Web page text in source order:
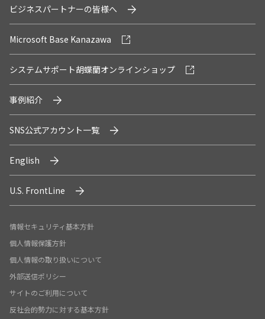
ビジネスパートナーの皆様へ
Microsoft Base Kanazawa
システムサポート胡蝶蘭オンラインショップ
事例紹介
SNS公式アカウント一覧
English
U.S. FrontLine
情報セキュリティ基本方針
個人情報保護方針
個人情報の取り扱いについて
外部送信ポリシー
サイトのご利用について
反社会的勢力に対する基本方針